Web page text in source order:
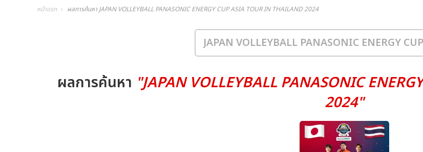
หน้าแรก ผลการค้นหา JAPAN VOLLEYBALL PANASONIC ENERGY CUP ASIA TOUR IN THAILAND 2024
ผลการค้นหา "JAPAN VOLLEYBALL PANASONIC
2024"